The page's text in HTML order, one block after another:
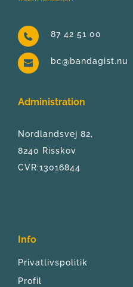
87 42 51 00
bc@bandagist.nu
Administration
Nordlandsvej 82,
8240 Risskov
CVR:13016844
Info
Privatlivspolitik
Profil